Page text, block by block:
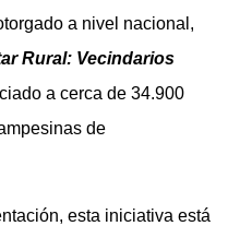
a nivel nacional,
Rural: Vecindarios
a cerca de 34.900
de
esta iniciativa está